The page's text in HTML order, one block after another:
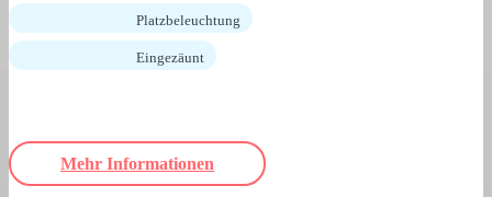
Platzbeleuchtung
Eingezäunt
Mehr Informationen